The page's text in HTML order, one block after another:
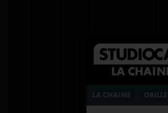
LA CHAÎNE